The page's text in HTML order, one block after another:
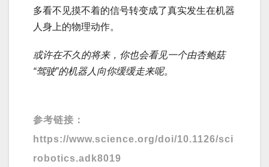
多看不见摸不着的信号转变成了真实发生在机器
人身上的物理动作。
或许在不久的将来，你也会看见一个由杏鲍菇
“驾驶”的机器人向你缓缓走来呢。
参考链接：
https://www.science.org/doi/10.1126/sci
robotics.adk8019